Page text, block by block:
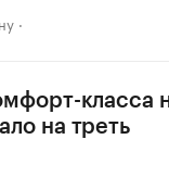
класса
на треть